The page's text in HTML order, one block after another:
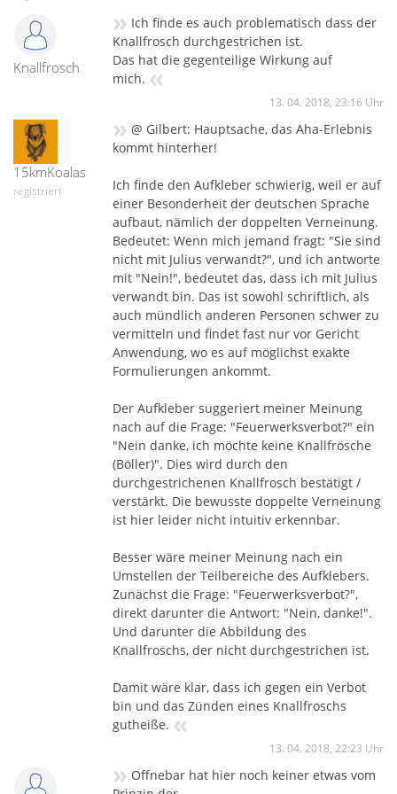
Achtung, kein Mindestbestellwert, aber ihr solltet mehrfach
bestellen, damit sich der Versand lohnt.
Knallfrosch
» Ich finde es auch problematisch dass der
Knallfrosch durchgestrichen ist.
Das hat die gegenteilige Wirkung auf
mich. «
13. 04. 2018, 23:16 Uhr
15kmKoalas
registriert
» @ Gilbert: Hauptsache, das Aha-Erlebnis
kommt hinterher!
Ich finde den Aufkleber schwierig, weil er auf
einer Besonderheit der deutschen Sprache
aufbaut, nämlich der doppelten Verneinung.
Bedeutet: Wenn mich jemand fragt: "Sie sind
nicht mit Julius verwandt?", und ich antworte
mit "Nein!", bedeutet das, dass ich mit Julius
verwandt bin. Das ist sowohl schriftlich, als
auch mündlich anderen Personen schwer zu
vermitteln und findet fast nur vor Gericht
Anwendung, wo es auf möglichst exakte
Formulierungen ankommt.
Der Aufkleber suggeriert meiner Meinung
nach auf die Frage: "Feuerwerksverbot?" ein
"Nein danke, ich möchte keine Knallfrösche
(Böller)". Dies wird durch den
durchgestrichenen Knallfrosch bestätigt /
verstärkt. Die bewusste doppelte Verneinung
ist hier leider nicht intuitiv erkennbar.
Besser wäre meiner Meinung nach ein
Umstellen der Teilbereiche des Aufklebers.
Zunächst die Frage: "Feuerwerksverbot?",
direkt darunter die Antwort: "Nein, danke!".
Und darunter die Abbildung des
Knallfroschs, der nicht durchgestrichen ist.
Damit wäre klar, dass ich gegen ein Verbot
bin und das Zünden eines Knallfroschs
gutheiße. «
13. 04. 2018, 22:23 Uhr
» Offnebar hat hier noch keiner etwas vom